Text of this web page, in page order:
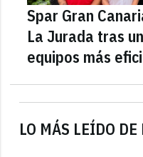
LO MÁS LEÍDO
Spar Gran
La Jurada tras
equipos más